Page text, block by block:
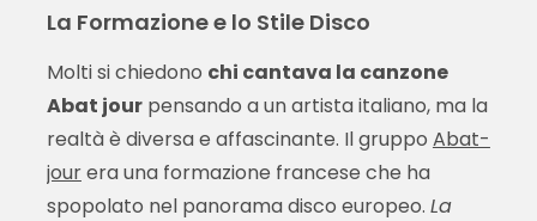
La Formazione e lo Stile Disco
Molti si chiedono chi cantava la canzone
Abat jourpensando a un artista italiano, ma la
realtà è diversa e affascinante. Il gruppo Abat-
jourera una formazione francese che ha
spopolato nel panorama disco europeo. La